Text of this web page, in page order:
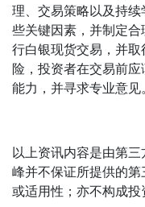
理、交易策略以及持
些关键因素，并制定
行白银现货交易，并
险，投资者在交易前
能力，并寻求专业意见。
以上资讯内容是由第
峰并不保证所提供的
或适用性；亦不构成投